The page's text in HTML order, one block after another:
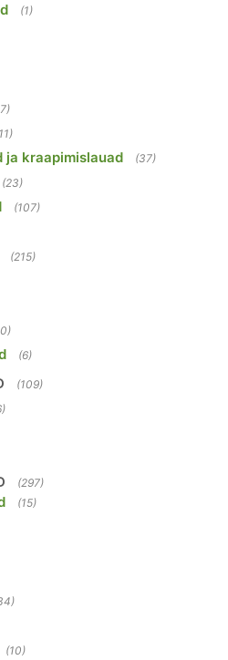
(1)
ja kraapimislauad (37)
(23)
(107)
(215)
(6)
(109)
(297)
(15)
(10)